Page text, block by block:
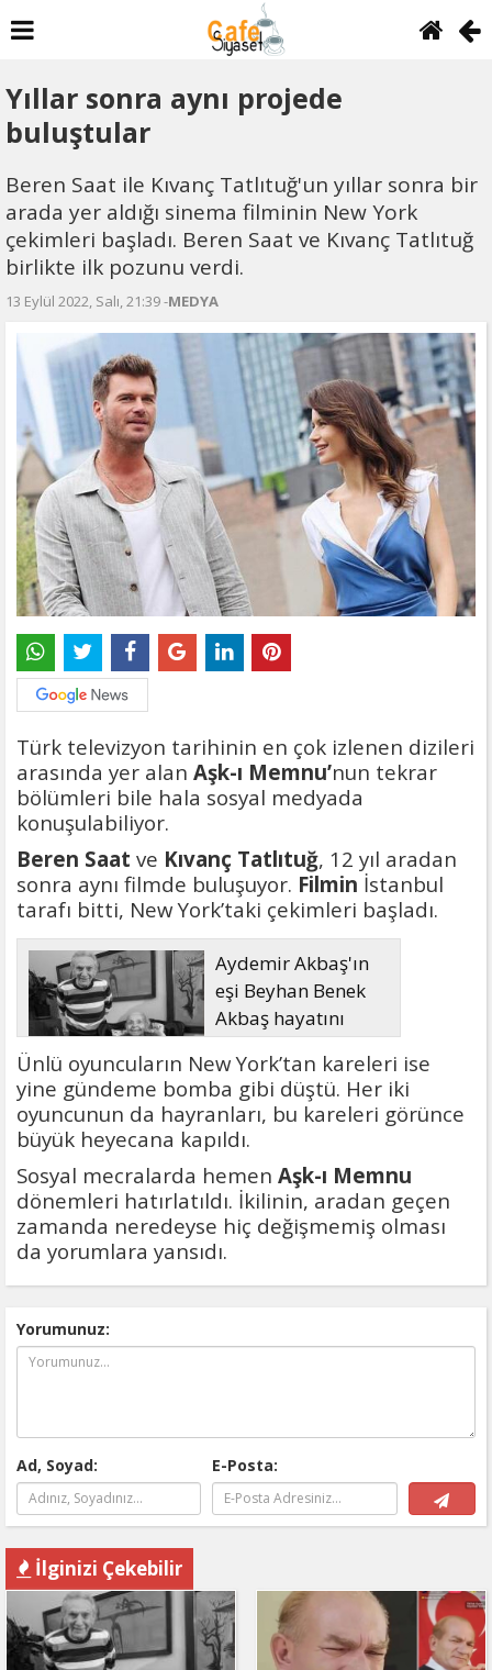
Yıllar sonra aynı projede
buluştular
Beren Saat ile Kıvanç Tatlıtuğ'un yıllar sonra bir
arada yer aldığı sinema filminin New York
çekimleri başladı. Beren Saat ve Kıvanç Tatlıtuğ
birlikte ilk pozunu verdi.
13 Eylül 2022, Salı, 21:39 -MEDYA
Türk televizyon tarihinin en çok izlenen dizileri
arasında yer alan Aşk-ı Memnu’nun tekrar
bölümleri bile hala sosyal medyada
konuşulabiliyor.
Beren Saat ve Kıvanç Tatlıtuğ, 12 yıl aradan
sonra aynı filmde buluşuyor. Filmin İstanbul
tarafı bitti, New York’taki çekimleri başladı.
Aydemir Akbaş'ın
eşi Beyhan Benek
Akbaş hayatını
kaybetti
Ünlü oyuncuların New York’tan kareleri ise
yine gündeme bomba gibi düştü. Her iki
oyuncunun da hayranları, bu kareleri görünce
büyük heyecana kapıldı.
Sosyal mecralarda hemen Aşk-ı Memnu
dönemleri hatırlatıldı. İkilinin, aradan geçen
zamanda neredeyse hiç değişmemiş olması
da yorumlara yansıdı.
Yorumunuz:
Ad, Soyad: E-Posta:
İlginizi Çekebilir